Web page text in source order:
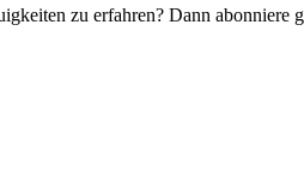
zu erfahren? Dann